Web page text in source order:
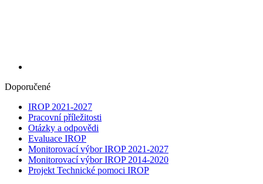
Doporučené
IROP 2021-2027
Pracovní příležitosti
Otázky a odpovědi
Evaluace IROP
Monitorovací výbor IROP 2021-2027
Monitorovací výbor IROP 2014-2020
Projekt Technické pomoci IROP